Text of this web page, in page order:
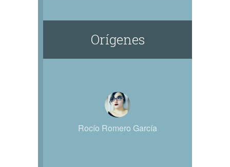
Orígenes
Rocío Romero García